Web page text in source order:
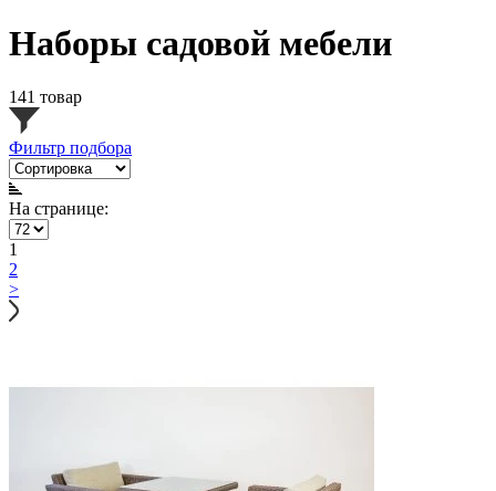
Наборы садовой мебели
141 товар
Фильтр подбора
На странице:
1
2
>